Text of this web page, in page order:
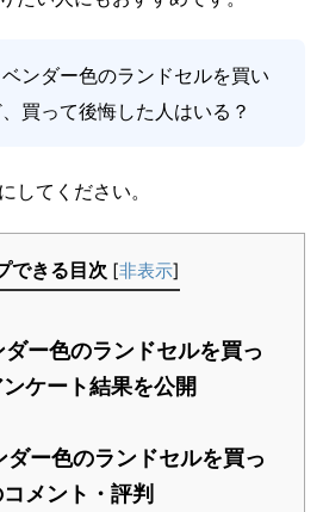
ンダー色のランドセルを買い
買って後悔した人はいる？
してください。
できる目次 [非表示]
ー色のランドセルを買っ
ケート結果を公開
ダー色のランドセルを買っ
メント・評判